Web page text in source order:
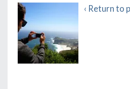
‹ Return to